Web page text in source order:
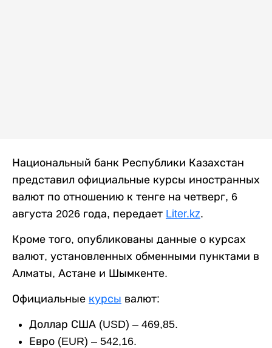
Национальный банк Республики Казахстан
представил официальные курсы иностранных
валют по отношению к тенге на четверг, 6
августа 2026 года, передает Liter.kz.
Кроме того, опубликованы данные о курсах
валют, установленных обменными пунктами в
Алматы, Астане и Шымкенте.
Официальные курсы валют:
Доллар США (USD) – 469,85.
Евро (EUR) – 542,16.